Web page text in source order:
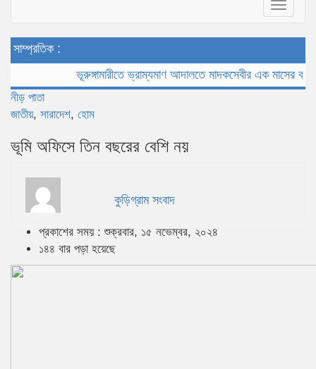
Toggle
সাম্প্রতিক :
ভূরুঙ্গামারীতে ভ্রাম্যমাণ আদালতে মাদকসেবীর এক মাসের কারাদণ্ড
নীড় পাতা
জাতীয়, সারাদেশ, হোম
ভূমি অফিসে তিন বছরের বেশি নয়
কুড়িগ্রাম সংবাদ
প্রকাশের সময় : শুক্রবার, ১৫ নভেম্বর, ২০২৪
১৪৪ বার পড়া হয়েছে